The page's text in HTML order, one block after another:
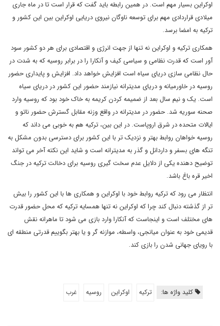
اوکراین بسیار مهم است. در همین رابطه باید گفت که قرار است تا در ماه جاری
میلادی قراردادی مهم برای توسعه ناوگان نیروی دریایی اوکراین بین این کشور و
ترکیه به امضا برسد.
همکاری ترکیه و اوکراین نه تنها از جهت انرژی و اقتصادی برای هر دو کشور سود
آور است که قدرت نظامی و سیاسی کیف و آنکارا را در برابر روسیه که به شدت در
حال نظامی سازی دریای سیاه است افزایش خواهد داد. افزایش و پایداری حضور
روسیه در خاورمیانه و دریای مدیترانه نیازمند حضور این کشور در دریای سیاه
است. یک و نیم سال بعد از ضمیمه کردن کریمه به خاک خود بود که روسیه وارد
صحنه سوریه شد. حضور در مدیترانه در واقع وزنه مقابل گسترش حضور ناتو و
ایالات متحده در شرق اروپاست. در این بین، ترکیه هم به خوبی می داند که
روسیه خواهان روابط بهتر و نزدیک تر با این کشور برای دسترسی بدون مشکل به
تنگه های بسفر و داردانل و گذر به مدیترانه است و شاید این نکته آخر می تواند
توضیح دهنده یکی از دلایل عدم سخت گیری روسیه برای دخالت ترکیه در جنگ
اخیر قره باغ باشد.
انتظار می رود که ترکیه روابط خود با اوکراین و همکاری ها با این کشور را بیش
تر از گذشته دنبال کند چرا که اوکراین نه تنها همسایه ترکیه که محل حضور قدرت
های مختلف است و اینجاست که آنکارا وارد بازی می شود تا ماهرانه نقش
قدیمی خود به عنوان میانجی، واسطه، موازنه گر و یا بهتر بگوییم قدرتی منطقه ای
با رویای جهانی شدن را بازی کند.
کلید واژه ها: ترکیه اوکراین روسیه غرب